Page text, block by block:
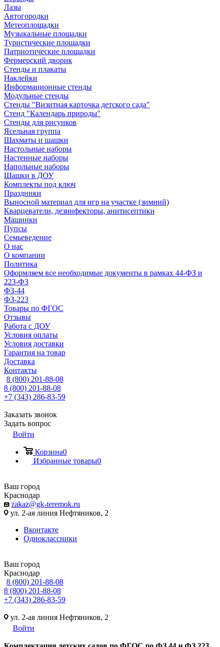
Лазы
Автогородки
Метеоплощадки
Музыкальные площадки
Туристические площадки
Патриотические площадки
Фермерский дворик
Стенды и плакаты
Наклейки
Информационные стенды
Модульные стенды
Стенды "Визитная карточка детского сада"
Стенд "Календарь природы"
Стенды для рисунков
Ясельная группа
Шахматы и шашки
Настольные наборы
Настенные наборы
Напольные наборы
Шашки в ДОУ
Комплекты под ключ
Праздники
Выносной материал для игр на участке (зимний)
Кварцеватели, дезинфекторы, анитисептики
Машинки
Пупсы
Семьеведение
О нас
О компании
Политика
Оформляем все необходимые документы в рамках 44-ФЗ и
223-ФЗ
ФЗ-44
ФЗ-223
Товары по ФГОС
Отзывы
Работа с ДОУ
Условия оплаты
Условия доставки
Гарантия на товар
Доставка
Контакты
8 (800) 201-88-08
8 (800) 201-88-08
+7 (343) 286-83-59
Заказать звонок
Задать вопрос
Войти
Корзина0
Избранные товары0
Ваш город
Краснодар
zakaz@gk-teremok.ru
ул. 2-ая линия Нефтяников, 2
Вконтакте
Одноклассники
Ваш город
Краснодар
8 (800) 201-88-08
8 (800) 201-88-08
+7 (343) 286-83-59
ул. 2-ая линия Нефтяников, 2
Войти